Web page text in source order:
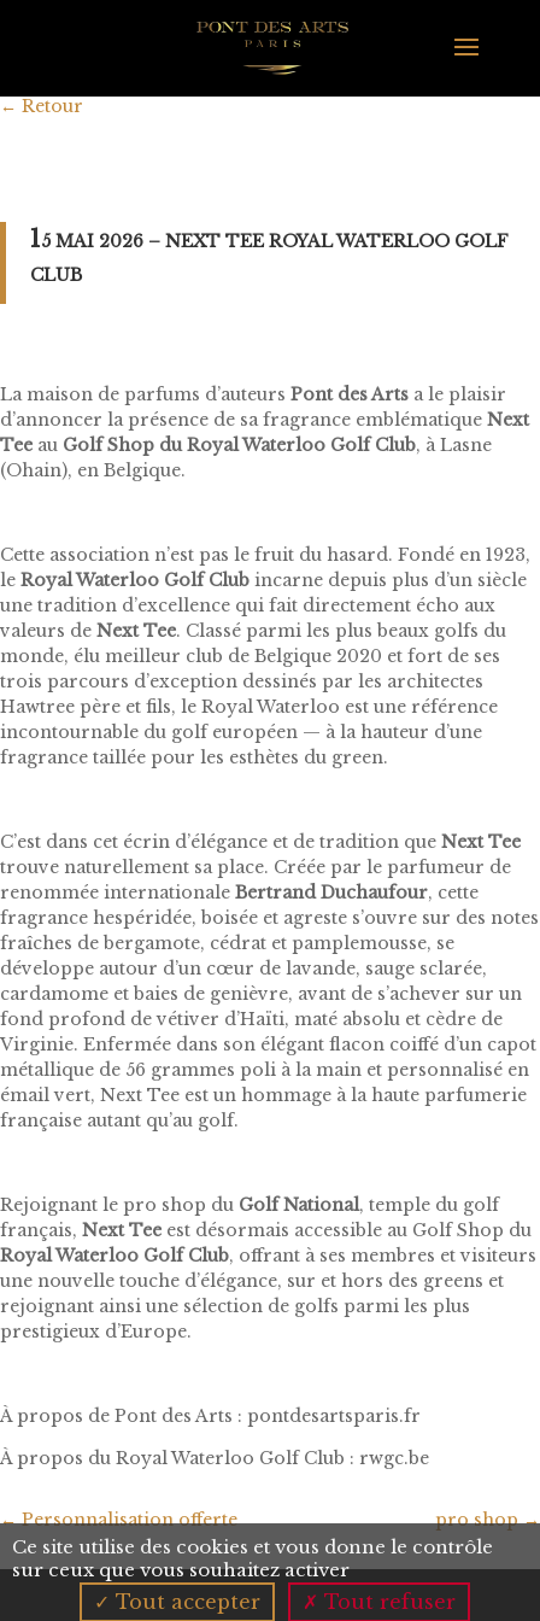
← Retour
15 MAI 2026 – NEXT TEE ROYAL WATERLOO GOLF
CLUB
La maison de parfums d’auteurs Pont des Arts a le plaisir
d’annoncer la présence de sa fragrance emblématique Next
Tee au Golf Shop du Royal Waterloo Golf Club, à Lasne
(Ohain), en Belgique.
Cette association n’est pas le fruit du hasard. Fondé en 1923,
le Royal Waterloo Golf Club incarne depuis plus d’un siècle
une tradition d’excellence qui fait directement écho aux
valeurs de Next Tee. Classé parmi les plus beaux golfs du
monde, élu meilleur club de Belgique 2020 et fort de ses
trois parcours d’exception dessinés par les architectes
Hawtree père et fils, le Royal Waterloo est une référence
incontournable du golf européen — à la hauteur d’une
fragrance taillée pour les esthètes du green.
C’est dans cet écrin d’élégance et de tradition que Next Tee
trouve naturellement sa place. Créée par le parfumeur de
renommée internationale Bertrand Duchaufour, cette
fragrance hespéridée, boisée et agreste s’ouvre sur des notes
fraîches de bergamote, cédrat et pamplemousse, se
développe autour d’un cœur de lavande, sauge sclarée,
cardamome et baies de genièvre, avant de s’achever sur un
fond profond de vétiver d’Haïti, maté absolu et cèdre de
Virginie. Enfermée dans son élégant flacon coiffé d’un capot
métallique de 56 grammes poli à la main et personnalisé en
émail vert, Next Tee est un hommage à la haute parfumerie
française autant qu’au golf.
Rejoignant le pro shop du Golf National, temple du golf
français, Next Tee est désormais accessible au Golf Shop du
Royal Waterloo Golf Club, offrant à ses membres et visiteurs
une nouvelle touche d’élégance, sur et hors des greens et
rejoignant ainsi une sélection de golfs parmi les plus
prestigieux d’Europe.
À propos de Pont des Arts : pontdesartsparis.fr
À propos du Royal Waterloo Golf Club : rwgc.be
←Personnalisation offerte pro shop→
Ce site utilise des cookies et vous donne le contrôle
sur ceux que vous souhaitez activer
Tout accepter Tout refuser